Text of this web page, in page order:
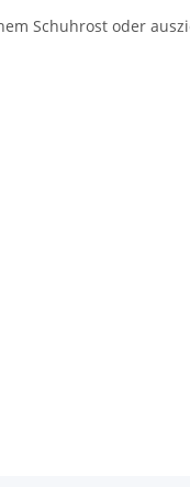
Schuhrost oder